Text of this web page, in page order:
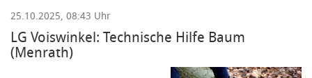
25.10.2025, 08:43 Uhr
LG Voiswinkel: Technische Hilfe Baum
(Menrath)